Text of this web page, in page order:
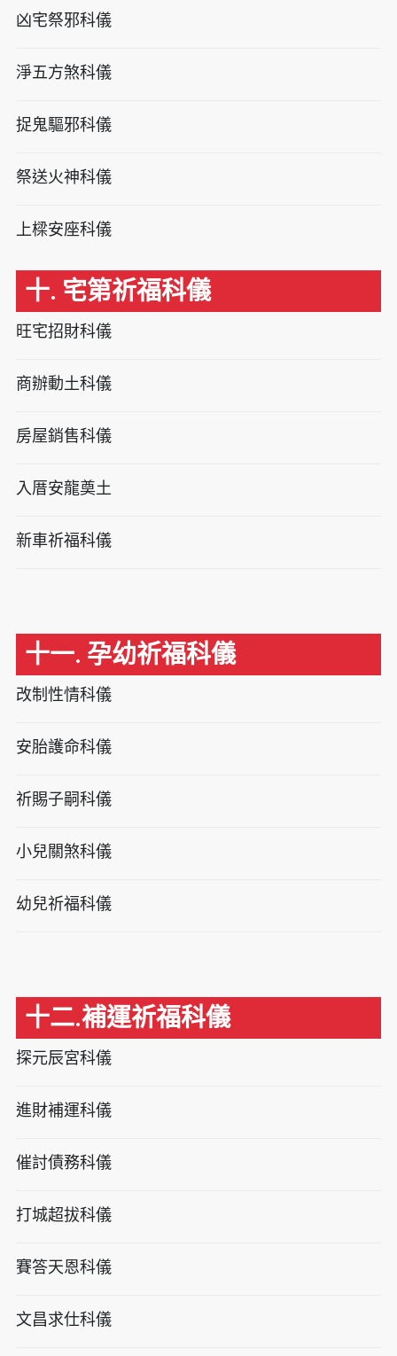
凶宅祭邪科儀
淨五方煞科儀
捉鬼驅邪科儀
祭送火神科儀
上樑安座科儀
十. 宅第祈福科儀
旺宅招財科儀
商辦動土科儀
房屋銷售科儀
入厝安龍奠土
新車祈福科儀
十一. 孕幼祈福科儀
改制性情科儀
安胎護命科儀
祈賜子嗣科儀
小兒關煞科儀
幼兒祈福科儀
十二.補運祈福科儀
探元辰宮科儀
進財補運科儀
催討債務科儀
打城超拔科儀
賽答天恩科儀
文昌求仕科儀